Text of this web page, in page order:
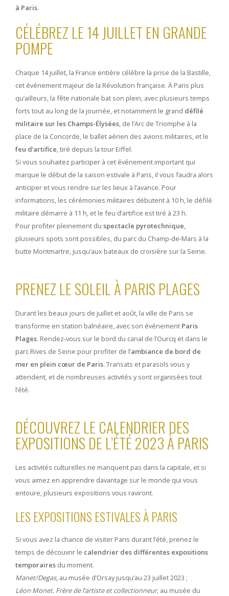
à Paris.
CÉLÉBREZ LE 14 JUILLET EN GRANDE
POMPE
Chaque 14 juillet, la France entière célèbre la prise de la Bastille,
cet événement majeur de la Révolution française. À Paris plus
qu’ailleurs, la fête nationale bat son plein, avec plusieurs temps
forts tout au long de la journée, et notamment le grand défilé
militaire sur les Champs-Élysées, de l’Arc de Triomphe à la
place de la Concorde, le ballet aérien des avions militaires, et le
feu d’artifice, tiré depuis la tour Eiffel.
Si vous souhaitez participer à cet événement important qui
marque le début de la saison estivale à Paris, il vous faudra alors
anticiper et vous rendre sur les lieux à l’avance. Pour
informations, les cérémonies militaires débutent à 10 h, le défilé
militaire démarre à 11 h, et le feu d’artifice est tiré à 23 h.
Pour profiter pleinement du spectacle pyrotechnique,
plusieurs spots sont possibles, du parc du Champ-de-Mars à la
butte Montmartre, jusqu’aux bateaux de croisière sur la Seine.
PRENEZ LE SOLEIL À PARIS PLAGES
Durant les beaux jours de juillet et août, la ville de Paris se
transforme en station balnéaire, avec son événement Paris
Plages. Rendez-vous sur le bord du canal de l’Ourcq et dans le
parc Rives de Seine pour profiter de l’ambiance de bord de
mer en plein cœur de Paris. Transats et parasols vous y
attendent, et de nombreuses activités y sont organisées tout
l’été.
DÉCOUVREZ LE CALENDRIER DES
EXPOSITIONS DE L’ÉTÉ 2023 À PARIS
Les activités culturelles ne manquent pas dans la capitale, et si
vous aimez en apprendre davantage sur le monde qui vous
entoure, plusieurs expositions vous raviront.
LES EXPOSITIONS ESTIVALES À PARIS
Si vous avez la chance de visiter Paris durant l’été, prenez le
temps de découvrir le calendrier des différentes expositions
temporaires du moment.
Manet/Degas, au musée d’Orsay jusqu’au 23 juillet 2023 ;
Léon Monet. Frère de l’artiste et collectionneur, au musée du